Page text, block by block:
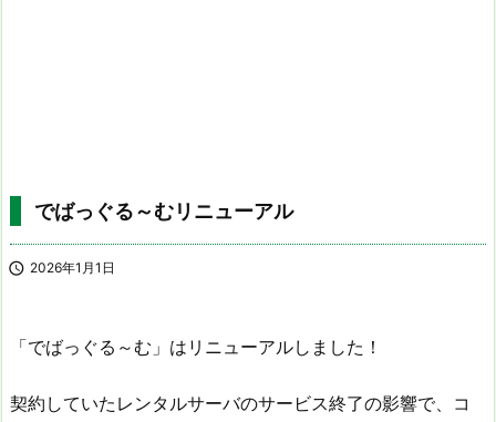
でばっぐる～むリニューアル
 2026年1月1日
「でばっぐる～む」はリニューアルしました！
契約していたレンタルサーバのサービス終了の影響で、コ